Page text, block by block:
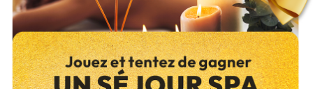
Le programme “ Habiter Mieux Anahet le programme “Chèque
Éco-Énergie Région Normandie” vous accompagnent selon vos
besoins et votre situation.
Rendez-vous sur le site de l’Anil pour en savoir plus sur les aides
disponibles dans le département de l’Eure.